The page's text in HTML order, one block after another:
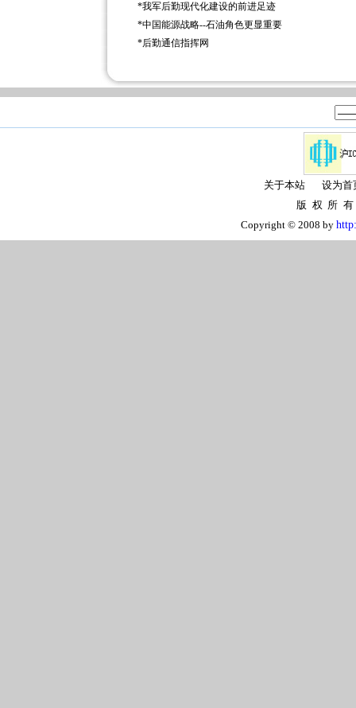
*我军后勤现代化建设的前进足迹
*中国能源战略--石油角色更显重要
*后勤通信指挥网